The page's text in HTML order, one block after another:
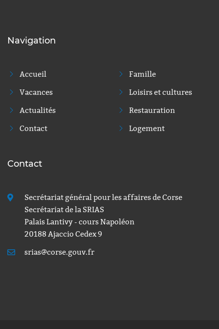
Navigation
Accueil
Vacances
Actualités
Contact
Famille
Loisirs et cultures
Restauration
Logement
Contact
Secrétariat général pour les affaires de Corse
Secrétariat de la SRIAS
Palais Lantivy - cours Napoléon
20188 Ajaccio Cedex 9
srias@corse.gouv.fr